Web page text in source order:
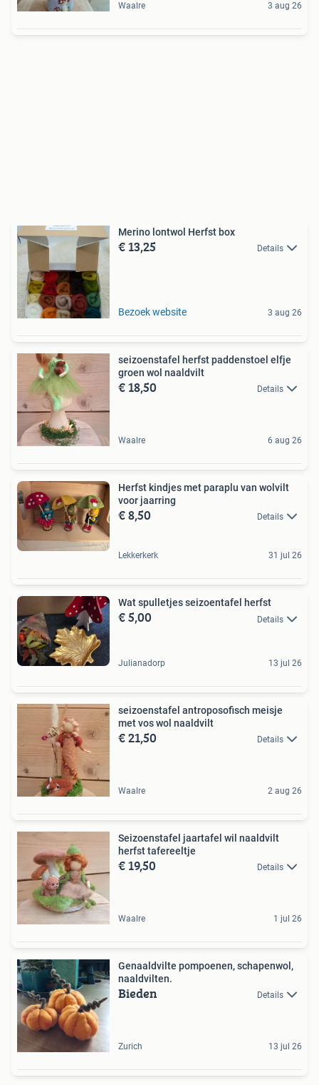
Waalre 3 aug 26
Merino lontwol Herfst box
€ 13,25 Details
Bezoek website 3 aug 26
seizoenstafel herfst paddenstoel elfje
groen wol naaldvilt
€ 18,50 Details
Waalre 6 aug 26
Herfst kindjes met paraplu van wolvilt
voor jaarring
€ 8,50 Details
Lekkerkerk 31 jul 26
Wat spulletjes seizoentafel herfst
€ 5,00 Details
Julianadorp 13 jul 26
seizoenstafel antroposofisch meisje
met vos wol naaldvilt
€ 21,50 Details
Waalre 2 aug 26
Seizoenstafel jaartafel wil naaldvilt
herfst tafereeltje
€ 19,50 Details
Waalre 1 jul 26
Genaaldvilte pompoenen, schapenwol,
naaldvilten.
Bieden Details
Zurich 13 jul 26